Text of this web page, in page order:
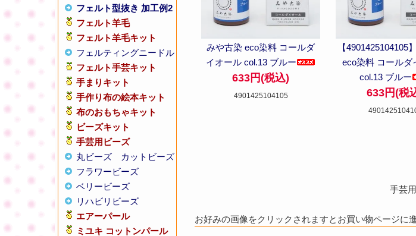
フェルト型抜き 加工例2
フェルト羊毛
フェルト羊毛キット
フェルティングニードル
フェルト手芸キット
手まりキット
手作り布の絵本キット
布のおもちゃキット
ビーズキット
手芸用ビーズ
丸ビーズ
カットビーズ
フラワービーズ
ベリービーズ
リハビリビーズ
エアーパール
ミユキ コットンパール
みや古染 eco染料 コールダ
イオール col.13 ブルー
633円(税込)
4901425104105
【4901425104105
eco染料 コールダ
col.13 ブルー
633円(税
手芸
お好みの画像をクリックされますとお買い物ページ